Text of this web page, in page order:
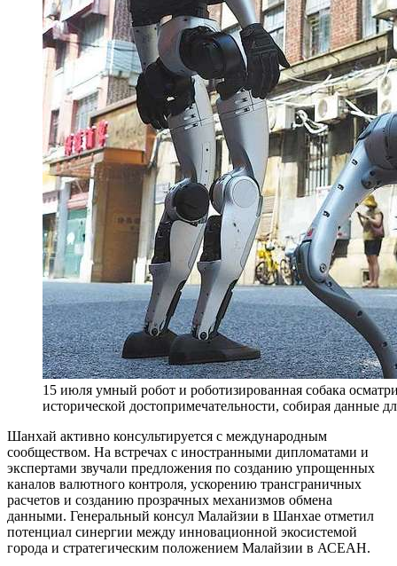
15 июля умный робот и роботизированная собака
исторической достопримечательности, собирая данные
Шанхай активно консультируется с международным
сообществом. На встречах с иностранными дипломатами и
экспертами звучали предложения по созданию упрощенных
каналов валютного контроля, ускорению трансграничных
расчетов и созданию прозрачных механизмов обмена
данными. Генеральный консул Малайзии в Шанхае отметил
потенциал синергии между инновационной экосистемой
города и стратегическим положением Малайзии в АСЕАН.